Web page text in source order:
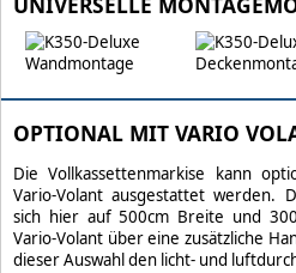
OPTIONAL MIT VARIO
Die Vollkassettenmarkise kann
Vario-Volant ausgestattet werden.
sich hier auf 500cm Breite und
Vario-Volant über eine zusätzliche
dieser Auswahl den licht- und